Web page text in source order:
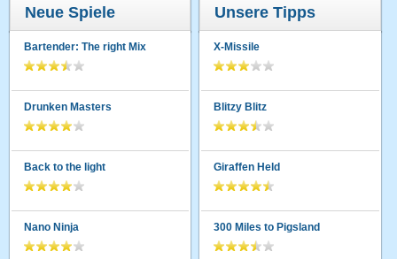
Neue Spiele
Bartender: The right Mix
Drunken Masters
Back to the light
Nano Ninja
Unsere Tipps
X-Missile
Blitzy Blitz
Giraffen Held
300 Miles to Pigsland